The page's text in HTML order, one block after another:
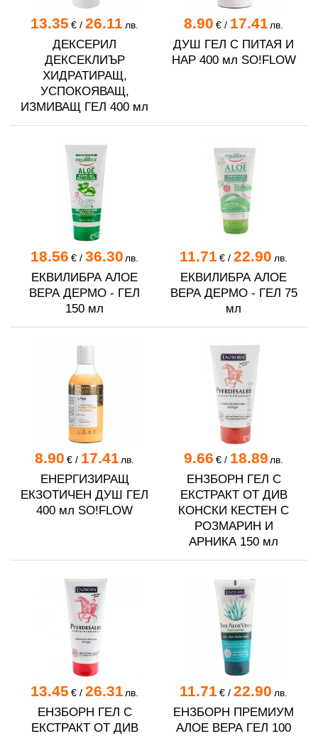
13.35 € / 26.11лв.
ДЕКСЕРИЛ
ДЕКСЕКЛИЪР
ХИДРАТИРАЩ,
УСПОКОЯВАЩ,
ИЗМИВАЩ ГЕЛ 400 мл
8.90 €/ 17.41лв.
ДУШ ГЕЛ С ПИТАЯ И
НАР 400 мл SO!FLOW
18.56 €/ 36.30 лв.
ЕКВИЛИБРА АЛОЕ
ВЕРА ДЕРМО - ГЕЛ
150 мл
11.71€ / 22.90 лв.
ЕКВИЛИБРА АЛОЕ
ВЕРА ДЕРМО - ГЕЛ 75
мл
8.90 €/ 17.41лв.
ЕНЕРГИЗИРАЩ
ЕКЗОТИЧЕН ДУШ ГЕЛ
400 мл SO!FLOW
9.66 €/ 18.89 лв.
ЕНЗБОРН ГЕЛ С
ЕКСТРАКТ ОТ ДИВ
КОНСКИ КЕСТЕН С
РОЗМАРИН И
АРНИКА 150 мл
13.45 €/ 26.31лв.
ЕНЗБОРН ГЕЛ С
ЕКСТРАКТ ОТ ДИВ
11.71€ / 22.90 лв.
ЕНЗБОРН ПРЕМИУМ
АЛОЕ ВЕРА ГЕЛ 100